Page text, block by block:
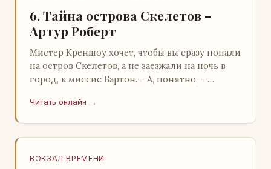
6. Тайна острова Скелетов –
Артур Роберт
Мистер Креншоу хочет, чтобы вы сразу попали
на остров Скелетов, а не заезжали на ночь в
город, к миссис Бартон.— А, понятно, —
«кризис»…
Читать онлайн →
ВОКЗАЛ ВРЕМЕНИ